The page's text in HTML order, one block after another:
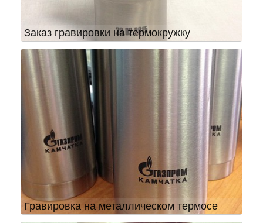
Заказ гравировки на термокружку
Гравировка на металлическом термосе